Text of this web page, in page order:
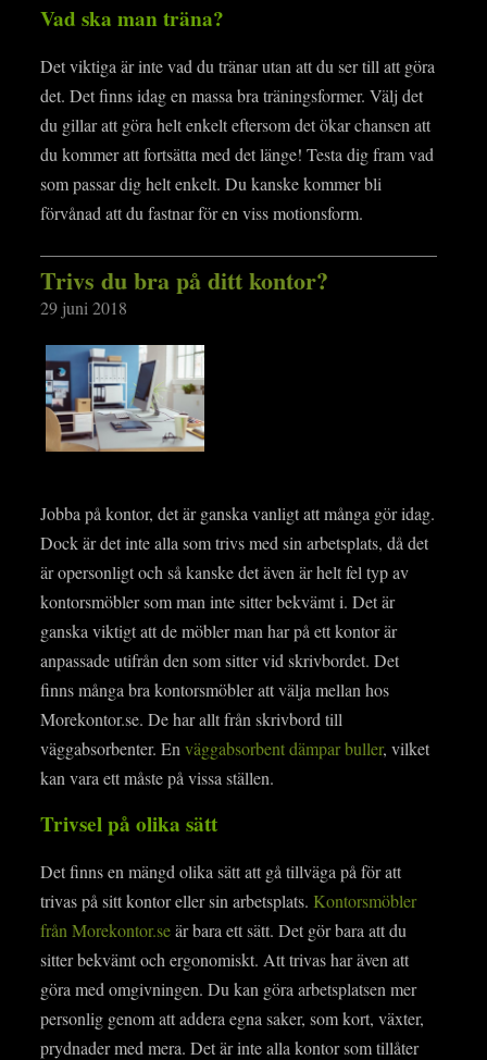
Vad ska man träna?
Det viktiga är inte vad du tränar utan att du ser till att göra
det. Det finns idag en massa bra träningsformer. Välj det
du gillar att göra helt enkelt eftersom det ökar chansen att
du kommer att fortsätta med det länge! Testa dig fram vad
som passar dig helt enkelt. Du kanske kommer bli
förvånad att du fastnar för en viss motionsform.
Trivs du bra på ditt kontor?
29 juni 2018
Jobba på kontor, det är ganska vanligt att många gör idag.
Dock är det inte alla som trivs med sin arbetsplats, då det
är opersonligt och så kanske det även är helt fel typ av
kontorsmöbler som man inte sitter bekvämt i. Det är
ganska viktigt att de möbler man har på ett kontor är
anpassade utifrån den som sitter vid skrivbordet. Det
finns många bra kontorsmöbler att välja mellan hos
Morekontor.se. De har allt från skrivbord till
väggabsorbenter. En väggabsorbent dämpar buller, vilket
kan vara ett måste på vissa ställen.
Trivsel på olika sätt
Det finns en mängd olika sätt att gå tillväga på för att
trivas på sitt kontor eller sin arbetsplats. Kontorsmöbler
från Morekontor.seär bara ett sätt. Det gör bara att du
sitter bekvämt och ergonomiskt. Att trivas har även att
göra med omgivningen. Du kan göra arbetsplatsen mer
personlig genom att addera egna saker, som kort, växter,
prydnader med mera. Det är inte alla kontor som tillåter